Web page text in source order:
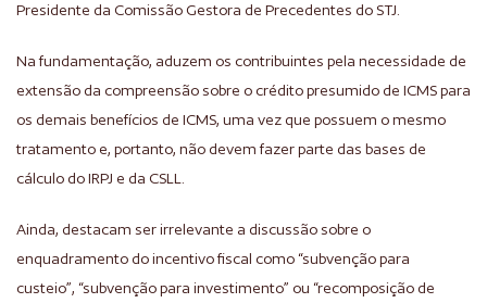
Presidente da Comissão Gestora de Precedentes do STJ.
Na fundamentação, aduzem os contribuintes pela necessidade de
extensão da compreensão sobre o crédito presumido de ICMS para
os demais benefícios de ICMS, uma vez que possuem o mesmo
tratamento e, portanto, não devem fazer parte das bases de
cálculo do IRPJ e da CSLL.
Ainda, destacam ser irrelevante a discussão sobre o
enquadramento do incentivo fiscal como “subvenção para
custeio”, “subvenção para investimento” ou “recomposição de